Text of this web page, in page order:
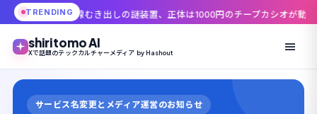
TRENDING
線むき出しの謎装置、正体は1000円のチープカシオが動かす自動水やり機
shiritomo AI
Xで話題のテックカルチャーメディア by Hashout
サービス名変更とメディア運営のお知らせ